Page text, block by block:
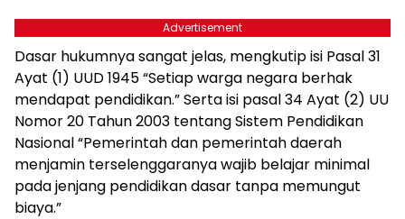
Advertisement
Dasar hukumnya sangat jelas, mengkutip isi Pasal 31
Ayat (1) UUD 1945 “Setiap warga negara berhak
mendapat pendidikan.” Serta isi pasal 34 Ayat (2) UU
Nomor 20 Tahun 2003 tentang Sistem Pendidikan
Nasional “Pemerintah dan pemerintah daerah
menjamin terselenggaranya wajib belajar minimal
pada jenjang pendidikan dasar tanpa memungut
biaya.”